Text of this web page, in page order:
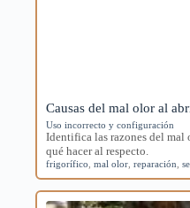
Causas del mal olor al
Uso incorrecto y configuración
Identifica las razones del
qué hacer al respecto.
frigorífico ,mal olor ,reparación ,